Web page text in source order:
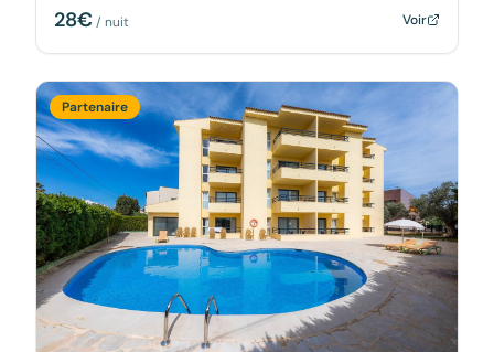
28€/ nuit Voir
Partenaire